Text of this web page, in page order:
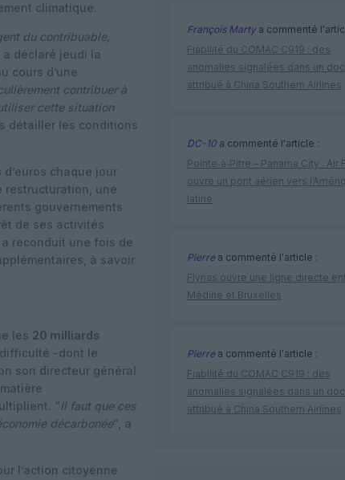
climatique.
du contribuable,
a déclaré jeudi la
cours d’une
contribuer à
cette situation
détailler les conditions
chaque jour
restructuration, une
gouvernements
de ses activités.
reconduit une fois de
à savoir
les 20 milliards
-dont le
son directeur général
“Il faut que ces
décarbonée“, a
l’action citoyenne
François Martya commenté
Fiabilité du COMAC C919 : des
anomalies signalées dans un
attribué à China Southern Airlines
DC-10 a commenté l'article :
Pointe‑à‑Pitre – Panama City : Air
ouvre un pont aérien vers
latine
Pierrea commenté l'article :
Flynas ouvre une ligne directe
Médine et Bruxelles
Pierrea commenté l'article :
Fiabilité du COMAC C919 : des
anomalies signalées dans un
attribué à China Southern Airlines